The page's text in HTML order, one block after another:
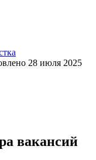
28 июля 2025
вакансий